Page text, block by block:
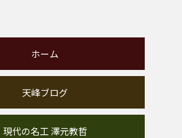
ホーム
天峰ブログ
現代の名工 澤元教哲